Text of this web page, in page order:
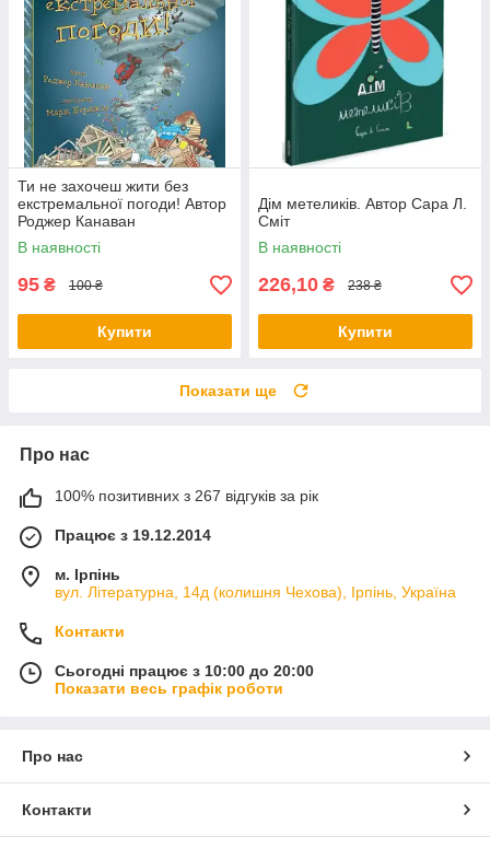
Ти не захочеш жити без
екстремальної погоди! Автор
Роджер Канаван
В наявності
95 ₴ 100 ₴
Купити
Дім метеликів. Автор Сара Л.
Сміт
В наявності
226,10 ₴ 238 ₴
Купити
Показати ще
Про нас
100% позитивних з 267 відгуків за рік
Працює з 19.12.2014
м. Ірпінь
вул. Літературна, 14д (колишня Чехова), Ірпінь, Україна
Контакти
Сьогодні працює з 10:00 до 20:00
Показати весь графік роботи
Про нас
Контакти